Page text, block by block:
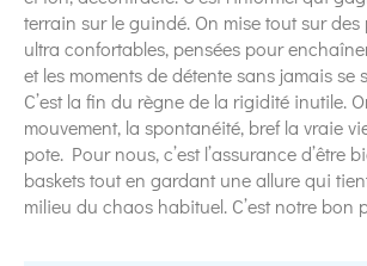
terrain sur le guindé. On mise tout sur des
ultra confortables, pensées pour
et les moments de détente sans jamais se
C’est la fin du règne de la rigidité inutile.
mouvement, la spontanéité, bref la vraie
pote. Pour nous, c’est l’assurance d’être
baskets tout en gardant une allure qui
milieu du chaos habituel. C’est notre bon